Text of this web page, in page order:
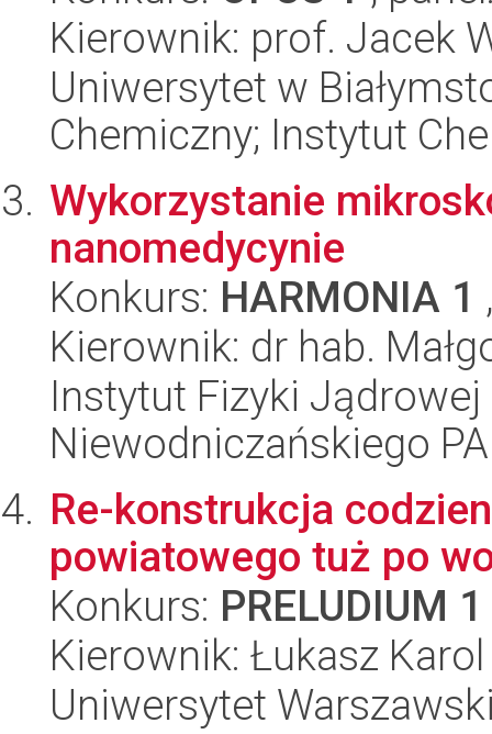
Kierownik: prof. Jacek
Uniwersytet w
Chemiczny; Instytut
Wykorzystanie
nanomedycynie
Konkurs: HARMONIA 1
Kierownik: dr hab.
Instytut Fizyki
Niewodniczańskiego
Re-konstrukcja
powiatowego tuż po
Konkurs: PRELUDIUM 1
Kierownik: Łukasz
Uniwersytet